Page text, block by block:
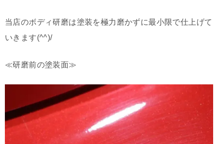
当店のボディ研磨は塗装を極力磨かずに最小限で仕上げて
いきます(^^)/
≪研磨前の塗装面≫